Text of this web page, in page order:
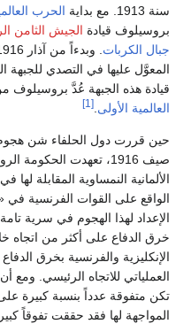
سنة 1913. مع بداية
الحرب
بروسيلوف قيادة الجيش الثامن
جبال الكربات
المعوَّل عليها في التصدي للجبهة
قيادة هذه الجبهة عُدَّ بروسيلوف
العالمية الأولى.
[1]
حين قررت دول الحلفاء شن هجوم
صيف 1916، تعهدت
الألمانية النمساوية المقابلة
الواقع على القوات الفرنسية في
الإعداد لهذا الهجوم في سرية
خرق الدفاع على أكثر من اتجاه
الإنكليزية والفرنسية بخرق
العملياتي للاتجاه الرئيسي. ومع
تكن متفوقة عدداً بنسبة كبيرة على
المواجهة لها فقد حققت تفوقاً